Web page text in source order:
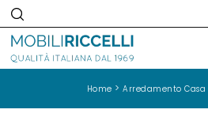
Home >Arredamento Casa